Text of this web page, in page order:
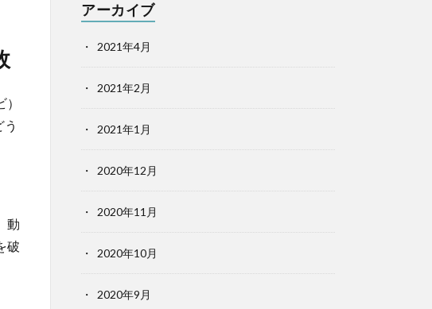
動
破
アーカイブ
2021年4月
2021年2月
2021年1月
2020年12月
2020年11月
2020年10月
2020年9月